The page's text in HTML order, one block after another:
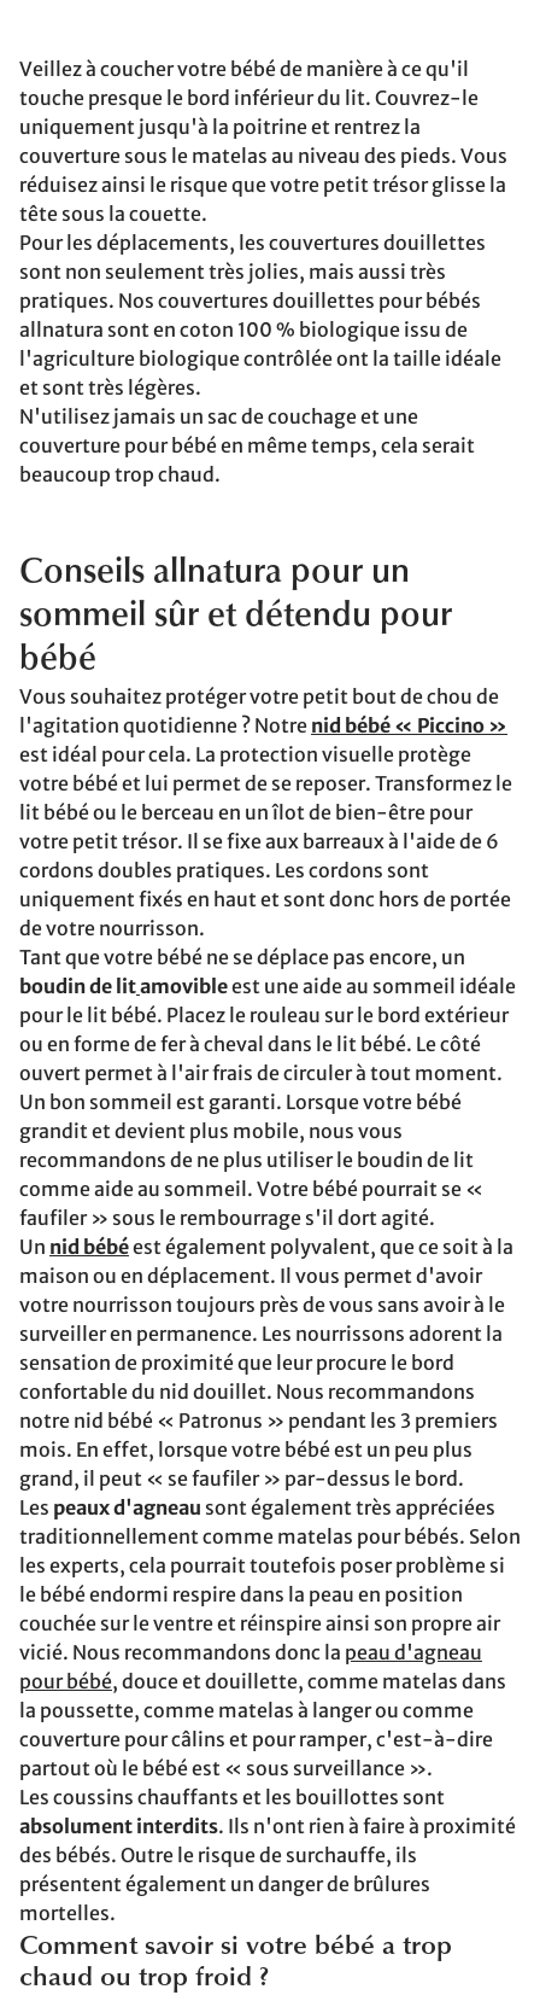
Veillez à coucher votre bébé de manière à ce qu'il
touche presque le bord inférieur du lit. Couvrez-le
uniquement jusqu'à la poitrine et rentrez la
couverture sous le matelas au niveau des pieds. Vous
réduisez ainsi le risque que votre petit trésor glisse la
tête sous la couette.
Pour les déplacements, les couvertures douillettes
sont non seulement très jolies, mais aussi très
pratiques. Nos couvertures douillettes pour bébés
allnatura sont en coton 100 % biologique issu de
l'agriculture biologique contrôlée ont la taille idéale
et sont très légères.
N'utilisez jamais un sac de couchage et une
couverture pour bébé en même temps, cela serait
beaucoup trop chaud.
Conseils allnatura pour un
sommeil sûr et détendu pour
bébé
Vous souhaitez protéger votre petit bout de chou de
l'agitation quotidienne ? Notre nid bébé « Piccino »
est idéal pour cela. La protection visuelle protège
votre bébé et lui permet de se reposer. Transformez le
lit bébé ou le berceau en un îlot de bien-être pour
votre petit trésor. Il se fixe aux barreaux à l'aide de 6
cordons doubles pratiques. Les cordons sont
uniquement fixés en haut et sont donc hors de portée
de votre nourrisson.
Tant que votre bébé ne se déplace pas encore, un
boudin de litamovibleest une aide au sommeil idéale
pour le lit bébé. Placez le rouleau sur le bord extérieur
ou en forme de fer à cheval dans le lit bébé. Le côté
ouvert permet à l'air frais de circuler à tout moment.
Un bon sommeil est garanti. Lorsque votre bébé
grandit et devient plus mobile, nous vous
recommandons de ne plus utiliser le boudin de lit
comme aide au sommeil. Votre bébé pourrait se «
faufiler » sous le rembourrage s'il dort agité.
Un nid bébéest également polyvalent, que ce soit à la
maison ou en déplacement. Il vous permet d'avoir
votre nourrisson toujours près de vous sans avoir à le
surveiller en permanence. Les nourrissons adorent la
sensation de proximité que leur procure le bord
confortable du nid douillet. Nous recommandons
notre nid bébé « Patronus » pendant les 3 premiers
mois. En effet, lorsque votre bébé est un peu plus
grand, il peut « se faufiler » par-dessus le bord.
Les peaux d'agneau sont également très appréciées
traditionnellement comme matelas pour bébés. Selon
les experts, cela pourrait toutefois poser problème si
le bébé endormi respire dans la peau en position
couchée sur le ventre et réinspire ainsi son propre air
vicié. Nous recommandons donc la peau d'agneau
pour bébé, douce et douillette, comme matelas dans
la poussette, comme matelas à langer ou comme
couverture pour câlins et pour ramper, c'est-à-dire
partout où le bébé est « sous surveillance ».
Les coussins chauffants et les bouillottes sont
absolument interdits. Ils n'ont rien à faire à proximité
des bébés. Outre le risque de surchauffe, ils
présentent également un danger de brûlures
mortelles.
Comment savoir si votre bébé a trop
chaud ou trop froid ?